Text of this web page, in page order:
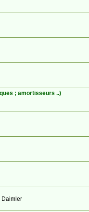
; amortisseurs ..)
Daimler